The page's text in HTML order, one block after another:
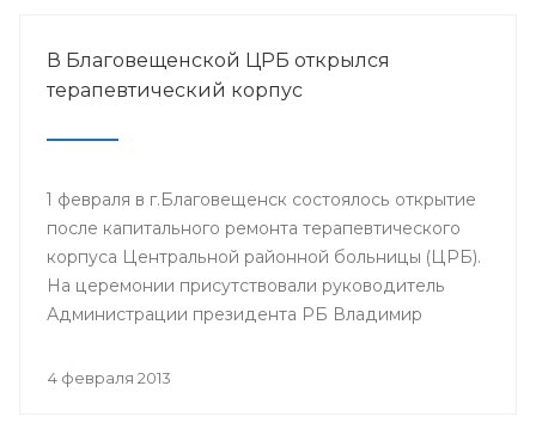
В Благовещенской ЦРБ открылся
терапевтический корпус
1 февраля в г.Благовещенск состоялось открытие
после капитального ремонта терапевтического
корпуса Центральной районной больницы (ЦРБ).
На церемонии присутствовали руководитель
Администрации президента РБ Владимир
Шебаев, глава администрации МР
4 февраля 2013